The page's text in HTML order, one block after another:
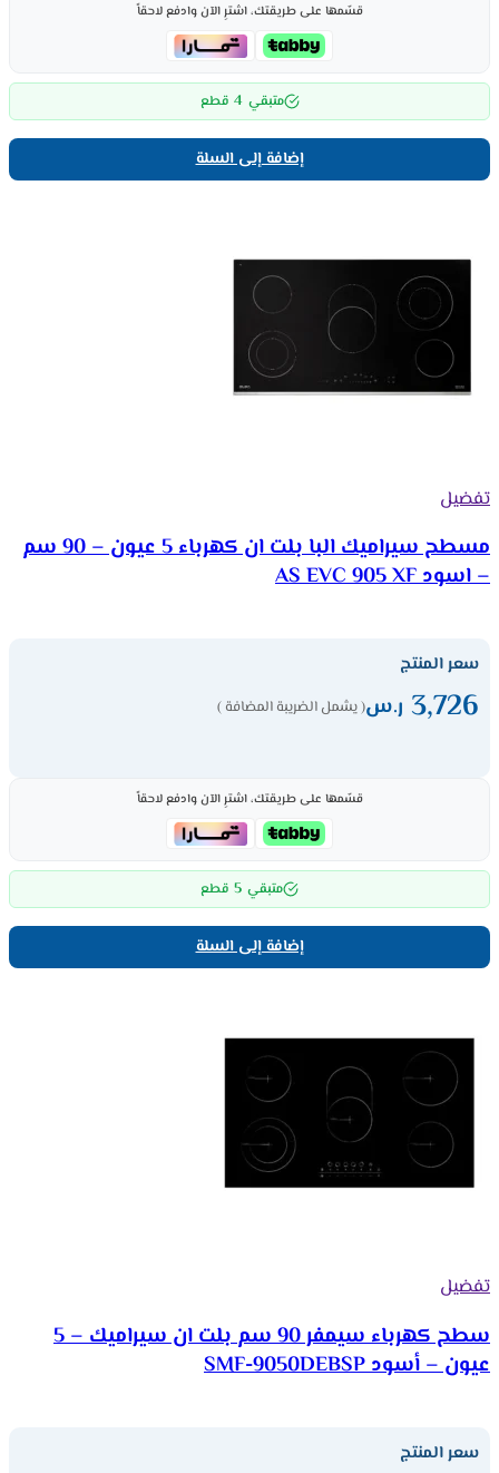
قسّمها على طريقتك، اشترِ الآن وادفع لاحقاً
متبقي 4 قطع
إضافة إلى السلة
تفضيل
مسطح سيراميك البا بلت ان كهرباء 5 عيون – 90 سم
– اسود AS EVC 905 XF
سعر المنتج
3,726 ر.س( يشمل الضريبة المضافة )
قسّمها على طريقتك، اشترِ الآن وادفع لاحقاً
متبقي 5 قطع
إضافة إلى السلة
تفضيل
سطح كهرباء سيمفر 90 سم بلت ان سيراميك – 5
عيون – أسود SMF-9050DEBSP
سعر المنتج